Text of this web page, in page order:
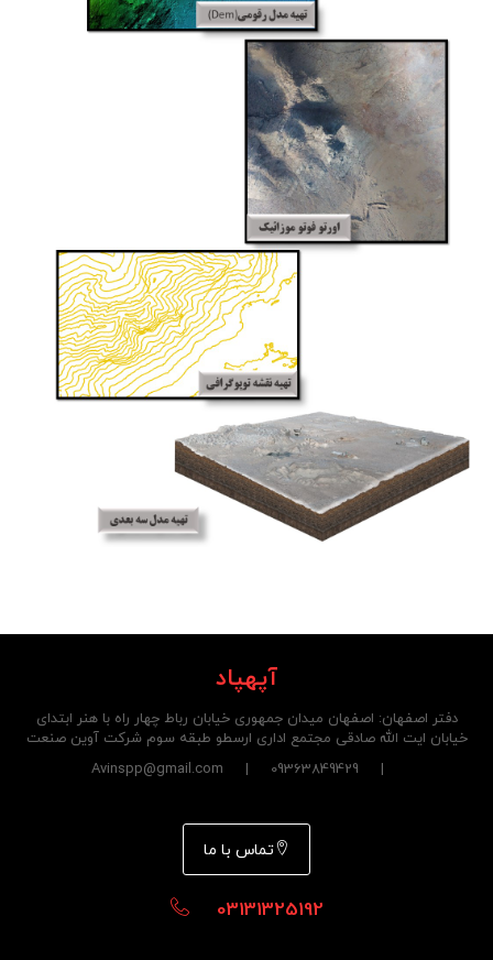
آپهپاد
دفتر اصفهان: اصفهان میدان جمهوری خیابان رباط چهار راه با هنر ابتدای
خیابان ایت الله صادقی مجتمع اداری ارسطو طبقه سوم شرکت آوین صنعت
| 09363849429 | Avinspp@gmail.com
تماس با ما
03131325192